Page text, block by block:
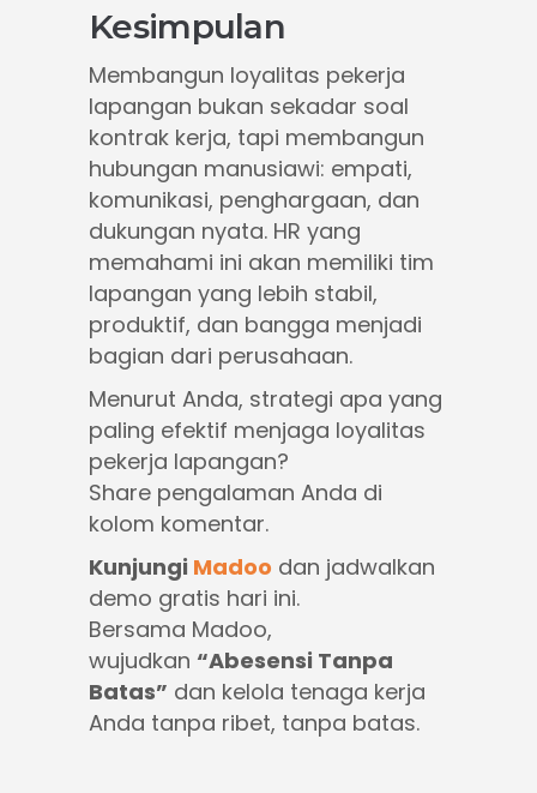
Kesimpulan
Membangun loyalitas pekerja
lapangan bukan sekadar soal
kontrak kerja, tapi membangun
hubungan manusiawi: empati,
komunikasi, penghargaan, dan
dukungan nyata. HR yang
memahami ini akan memiliki tim
lapangan yang lebih stabil,
produktif, dan bangga menjadi
bagian dari perusahaan.
Menurut Anda, strategi apa yang
paling efektif menjaga loyalitas
pekerja lapangan?
Share pengalaman Anda di
kolom komentar.
Kunjungi Madoo dan jadwalkan
demo gratis hari ini.
Bersama Madoo,
wujudkan “Abesensi Tanpa
Batas” dan kelola tenaga kerja
Anda tanpa ribet, tanpa batas.